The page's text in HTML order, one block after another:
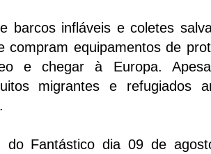
barcos infláveis e coletes
compram equipamentos de
e chegar à Europa.
migrantes e refugiados
do Fantástico dia 09 de